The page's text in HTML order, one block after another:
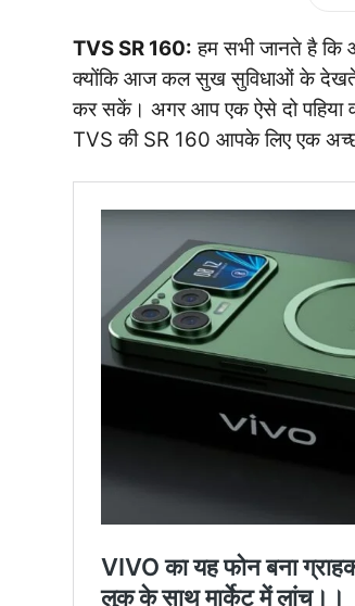
TVS SR 160: हम सभी जानते है कि
क्योंकि आज कल सुख सुविधाओं के देखते
कर सकें। अगर आप एक ऐसे दो पहिया
TVS की SR 160 आपके लिए एक